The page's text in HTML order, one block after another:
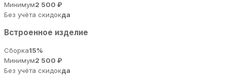
Минимум2 500 ₽
Без учёта скидокда
Встроенное изделие
Сборка15%
Минимум2 500 ₽
Без учёта скидокда